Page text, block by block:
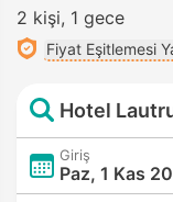
2 kişi 1 gece
Fiyat Eşitlemesi
Hotel
Giriş
Paz, 1 Kas